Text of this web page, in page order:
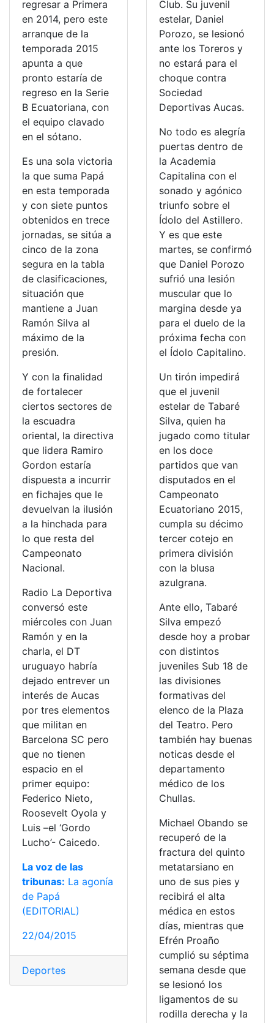
regresar a Primera
en 2014, pero este
arranque de la
temporada 2015
apunta a que
pronto estaría de
regreso en la Serie
B Ecuatoriana, con
el equipo clavado
en el sótano.
Es una sola victoria
la que suma Papá
en esta temporada
y con siete puntos
obtenidos en trece
jornadas, se sitúa a
cinco de la zona
segura en la tabla
de clasificaciones,
situación que
mantiene a Juan
Ramón Silva al
máximo de la
presión.
Y con la finalidad
de fortalecer
ciertos sectores de
la escuadra
oriental, la directiva
que lidera Ramiro
Gordon estaría
dispuesta a incurrir
en fichajes que le
devuelvan la ilusión
a la hinchada para
lo que resta del
Campeonato
Nacional.
Radio La Deportiva
conversó este
miércoles con Juan
Ramón y en la
charla, el DT
uruguayo habría
dejado entrever un
interés de Aucas
por tres elementos
que militan en
Barcelona SC pero
que no tienen
espacio en el
primer equipo:
Federico Nieto,
Roosevelt Oyola y
Luis –el ‘Gordo
Lucho’- Caicedo.
La voz de las
tribunas: La agonía
de Papá
(EDITORIAL)
22/04/2015
Deportes
Club. Su juvenil
estelar, Daniel
Porozo, se lesionó
ante los Toreros y
no estará para el
choque contra
Sociedad
Deportivas Aucas.
No todo es alegría
puertas dentro de
la Academia
Capitalina con el
sonado y agónico
triunfo sobre el
Ídolo del Astillero.
Y es que este
martes, se confirmó
que Daniel Porozo
sufrió una lesión
muscular que lo
margina desde ya
para el duelo de la
próxima fecha con
el Ídolo Capitalino.
Un tirón impedirá
que el juvenil
estelar de Tabaré
Silva, quien ha
jugado como titular
en los doce
partidos que van
disputados en el
Campeonato
Ecuatoriano 2015,
cumpla su décimo
tercer cotejo en
primera división
con la blusa
azulgrana.
Ante ello, Tabaré
Silva empezó
desde hoy a probar
con distintos
juveniles Sub 18 de
las divisiones
formativas del
elenco de la Plaza
del Teatro. Pero
también hay buenas
noticas desde el
departamento
médico de los
Chullas.
Michael Obando se
recuperó de la
fractura del quinto
metatarsiano en
uno de sus pies y
recibirá el alta
médica en estos
días, mientras que
Efrén Proaño
cumplió su séptima
semana desde que
se lesionó los
ligamentos de su
rodilla derecha y la